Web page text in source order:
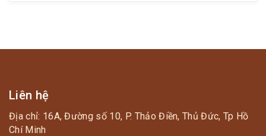
Liên hệ
Địa chỉ: 16A, Đường số 10, P. Thảo Điền, Thủ Đức, Tp Hồ
Chí Minh